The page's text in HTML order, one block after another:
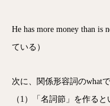
He has more money than is
ている）
次に、関係形容詞のwhat
（1）「名詞節」を作る